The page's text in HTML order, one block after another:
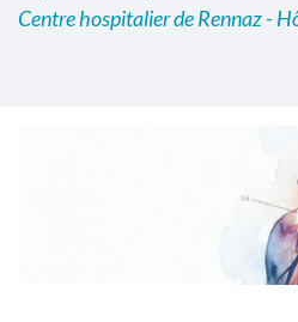
Centre hospitalier de Rennaz -